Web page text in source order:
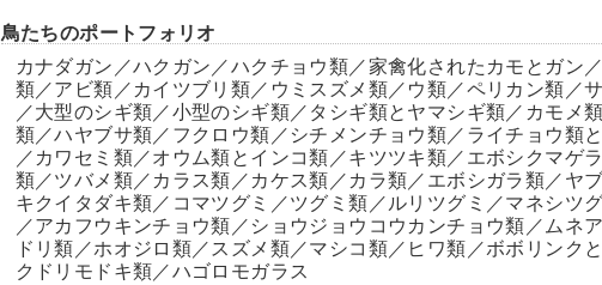
鳥たちのポートフォリオ
カナダガン／ハクガン／ハクチョウ類／家禽化されたカモとガン
類／アビ類／カイツブリ類／ウミスズメ類／ウ類／ペリカン類／
／大型のシギ類／小型のシギ類／タシギ類とヤマシギ類／カモ
類／ハヤブサ類／フクロウ類／シチメンチョウ類／ライチョウ類
／カワセミ類／オウム類とインコ類／キツツキ類／エボシクマゲ
類／ツバメ類／カラス類／カケス類／カラ類／エボシガラ類／ヤ
キクイタダキ類／コマツグミ／ツグミ類／ルリツグミ／マネシツ
／アカフウキンチョウ類／ショウジョウコウカンチョウ類／ムネ
ドリ類／ホオジロ類／スズメ類／マシコ類／ヒワ類／ボボリン
クドリモドキ類／ハゴロモガラス